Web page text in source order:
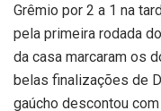
Grêmio por 2 a 1 na
pela primeira rodada
da casa marcaram os
belas finalizações de
gaúcho descontou